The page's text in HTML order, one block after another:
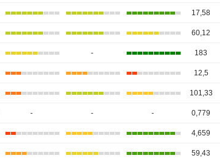
17,58
60,12
- 183
12,5
101,33
- - - 0,779
4,659
59,43